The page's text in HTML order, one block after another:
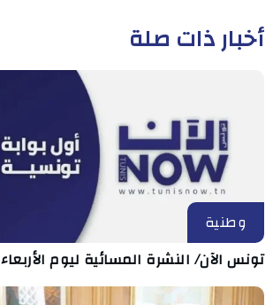
أخبار ذات صلة
وطنية
تونس الآن/ النشرة المسائية ليوم الأربعاء 5 أوت 2026